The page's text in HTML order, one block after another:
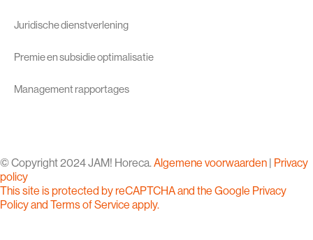
Juridische dienstverlening
Premie en subsidie optimalisatie
Management rapportages
© Copyright 2024 JAM! Horeca. Algemene voorwaarden | Privacy
policy
This site is protected by reCAPTCHA and the Google Privacy
Policyand Terms of Service apply.